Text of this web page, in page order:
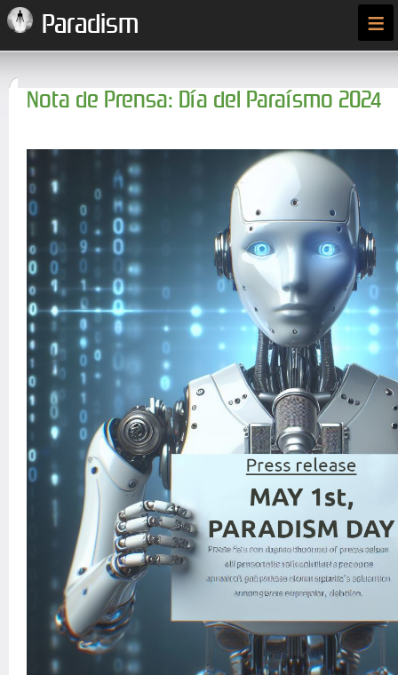
Paradism ≡
Nota de Prensa: Día del Paraísmo 2024